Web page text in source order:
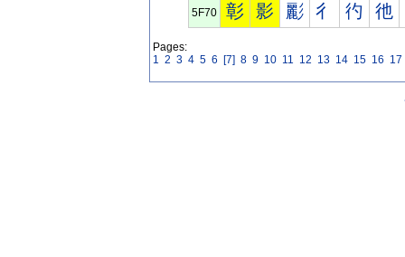
5F70 彰 影 彲 彳 彴 彵
Pages:
1 2 3 4 5 6 [7] 8 9 10 11 12 13 14 15 16 17